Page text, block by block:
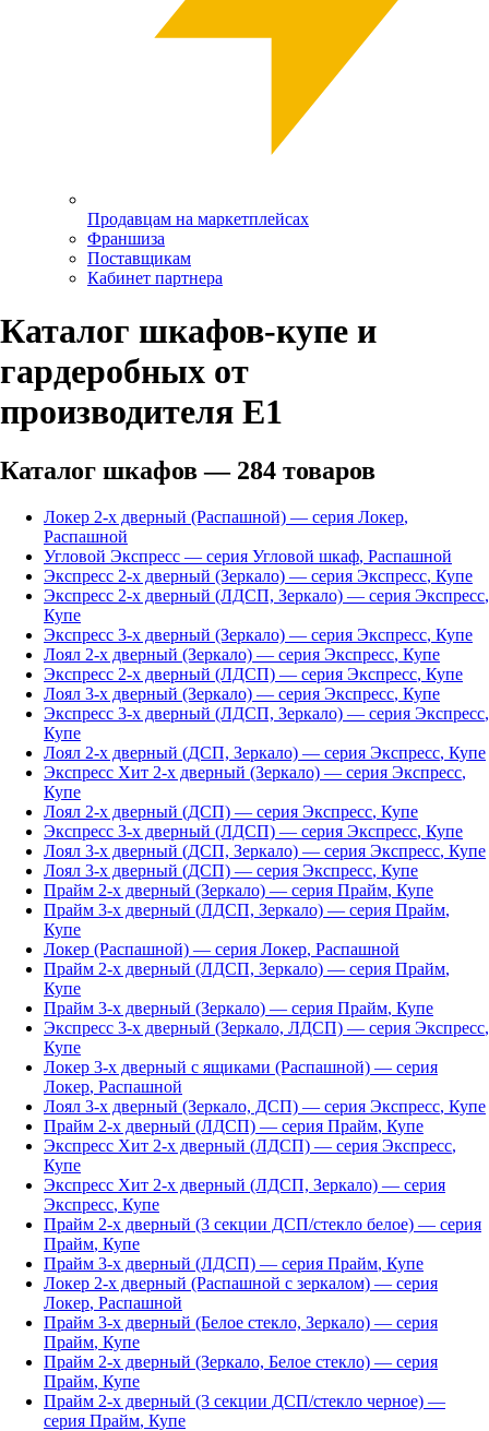
Продавцам на маркетплейсах
Франшиза
Поставщикам
Кабинет партнера
Каталог шкафов-купе и
гардеробных от
производителя Е1
Каталог шкафов — 284 товаров
Локер 2-х дверный (Распашной) — серия Локер,
Распашной
Угловой Экспресс — серия Угловой шкаф, Распашной
Экспресс 2-х дверный (Зеркало) — серия Экспресс, Купе
Экспресс 2-х дверный (ЛДСП, Зеркало) — серия Экспресс,
Купе
Экспресс 3-х дверный (Зеркало) — серия Экспресс, Купе
Лоял 2-х дверный (Зеркало) — серия Экспресс, Купе
Экспресс 2-х дверный (ЛДСП) — серия Экспресс, Купе
Лоял 3-х дверный (Зеркало) — серия Экспресс, Купе
Экспресс 3-х дверный (ЛДСП, Зеркало) — серия Экспресс,
Купе
Лоял 2-х дверный (ДСП, Зеркало) — серия Экспресс, Купе
Экспресс Хит 2-х дверный (Зеркало) — серия Экспресс,
Купе
Лоял 2-х дверный (ДСП) — серия Экспресс, Купе
Экспресс 3-х дверный (ЛДСП) — серия Экспресс, Купе
Лоял 3-х дверный (ДСП, Зеркало) — серия Экспресс, Купе
Лоял 3-х дверный (ДСП) — серия Экспресс, Купе
Прайм 2-х дверный (Зеркало) — серия Прайм, Купе
Прайм 3-х дверный (ЛДСП, Зеркало) — серия Прайм,
Купе
Локер (Распашной) — серия Локер, Распашной
Прайм 2-х дверный (ЛДСП, Зеркало) — серия Прайм,
Купе
Прайм 3-х дверный (Зеркало) — серия Прайм, Купе
Экспресс 3-х дверный (Зеркало, ЛДСП) — серия Экспресс,
Купе
Локер 3-х дверный с ящиками (Распашной) — серия
Локер, Распашной
Лоял 3-х дверный (Зеркало, ДСП) — серия Экспресс, Купе
Прайм 2-х дверный (ЛДСП) — серия Прайм, Купе
Экспресс Хит 2-х дверный (ЛДСП) — серия Экспресс,
Купе
Экспресс Хит 2-х дверный (ЛДСП, Зеркало) — серия
Экспресс, Купе
Прайм 2-х дверный (3 секции ДСП/стекло белое) — серия
Прайм, Купе
Прайм 3-х дверный (ЛДСП) — серия Прайм, Купе
Локер 2-х дверный (Распашной с зеркалом) — серия
Локер, Распашной
Прайм 3-х дверный (Белое стекло, Зеркало) — серия
Прайм, Купе
Прайм 2-х дверный (Зеркало, Белое стекло) — серия
Прайм, Купе
Прайм 2-х дверный (3 секции ДСП/стекло черное) —
серия Прайм, Купе